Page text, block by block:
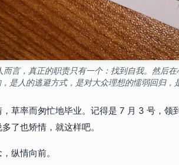
而言，真正的职责只有一个：找到自我。然后
，是人的逃避方式，是对大众理想的懦弱回归
，草率而匆忙地毕业。记得是 7 月 3 号，
了也矫情，就这样吧。
纵情向前。